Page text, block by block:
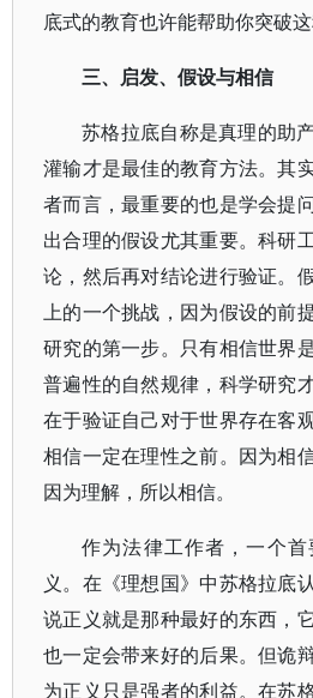
底式的教育也许能帮助你突破这
三、启发、假设与相信
苏格拉底自称是真理的助
灌输才是最佳的教育方法。其
者而言，最重要的也是学会提
出合理的假设尤其重要。科研
论，然后再对结论进行验证。
上的一个挑战，因为假设的前
研究的第一步。只有相信世界
普遍性的自然规律，科学研究
在于验证自己对于世界存在客
相信一定在理性之前。因为相
因为理解，所以相信。
作为法律工作者，一个
义。在《理想国》中苏格拉底
说正义就是那种最好的东西，
也一定会带来好的后果。但诡
为正义只是强者的利益。在苏